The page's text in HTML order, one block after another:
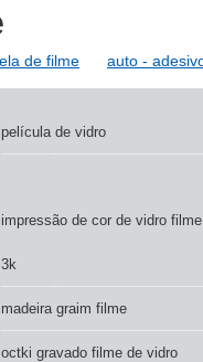
de filme auto -
película de vidro
impressão de cor de vidro filme
3k
madeira graim filme
octki gravado filme de vidro